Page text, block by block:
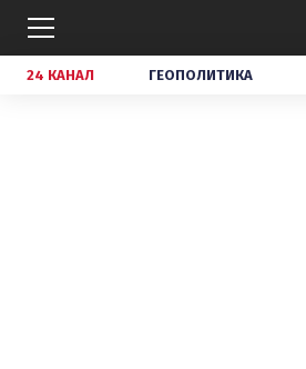
24 КАНАЛ ГЕОПОЛИТИКА